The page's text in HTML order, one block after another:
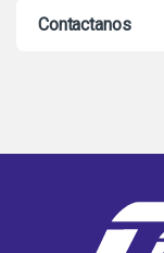
Contactanos